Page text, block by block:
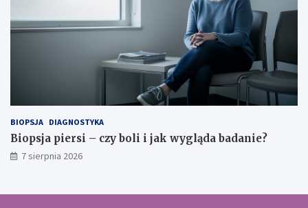
BIOPSJA DIAGNOSTYKA
Biopsja piersi – czy boli i jak wygląda badanie?
7 sierpnia 2026